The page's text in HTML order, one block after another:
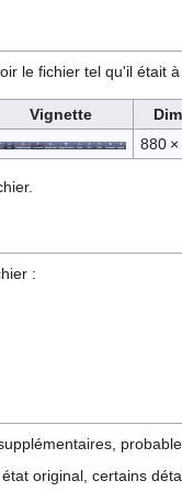
le fichier tel qu'il était à
Vignette
880 ×
:
original, certains